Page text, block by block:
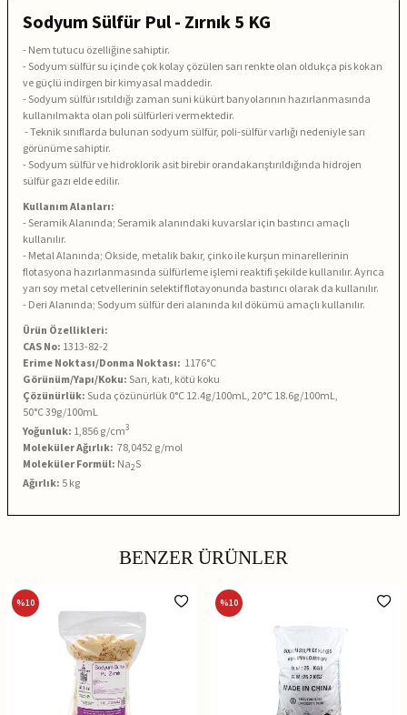
Sodyum Sülfür Pul - Zırnık 5 KG
- Nem tutucu özelliğine sahiptir.
- Sodyum sülfür su içinde çok kolay çözülen sarı renkte olan oldukça pis kokan
ve güçlü indirgen bir kimyasal maddedir.
- Sodyum sülfür ısıtıldığı zaman suni kükürt banyolarının hazırlanmasında
kullanılmakta olan poli sülfürleri vermektedir.
- Teknik sınıflarda bulunan sodyum sülfür, poli-sülfür varlığı nedeniyle sarı
görünüme sahiptir.
- Sodyum sülfür ve hidroklorik asit birebir orandakarıştırıldığında hidrojen
sülfür gazı elde edilir.
Kullanım Alanları:
- Seramik Alanında; Seramik alanındaki kuvarslar için bastırıcı amaçlı
kullanılır.
- Metal Alanında; Okside, metalik bakır, çinko ile kurşun minarellerinin
flotasyona hazırlanmasında sülfürleme işlemi reaktifi şekilde kullanılır. Ayrıca
yarı soy metal cetvellerinin selektif flotayonunda bastırıcı olarak da kullanılır.
- Deri Alanında; Sodyum sülfür deri alanında kıl dökümü amaçlı kullanılır.
Ürün Özellikleri:
CAS No: 1313-82-2
Erime Noktası/Donma Noktası: 1176°C
Görünüm/Yapı/Koku: Sarı, katı, kötü koku
Çözünürlük: Suda çözünürlük 0°C 12.4g/100mL, 20°C 18.6g/100mL,
50°C 39g/100mL
Yoğunluk: 1,856 g/cm3
Moleküler Ağırlık: 78,0452 g/mol
Moleküler Formül: Na2S
Ağırlık: 5 kg
BENZER ÜRÜNLER
%10 %10